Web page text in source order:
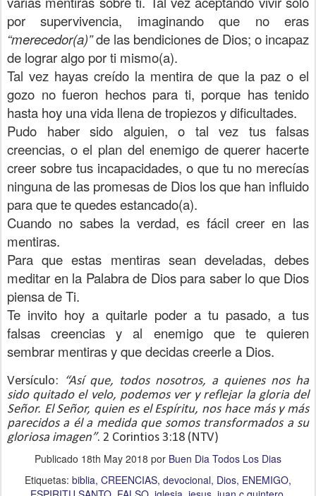
por supervivencia, imaginando que no eras
“merecedor(a)”de las bendiciones de Dios; o incapaz
de lograr algo por ti mismo(a).
Tal vez hayas creído la mentira de que la paz o el
gozo no fueron hechos para ti, porque has tenido
hasta hoy una vida llena de tropiezos y dificultades.
Pudo haber sido alguien, o tal vez tus falsas
creencias, o el plan del enemigo de querer hacerte
creer sobre tus incapacidades, o que tu no merecías
ninguna de las promesas de Dios los que han influido
para que te quedes estancado(a).
Cuando no sabes la verdad, es fácil creer en las
mentiras.
Para que estas mentiras sean develadas, debes
meditar en la Palabra de Dios para saber lo que Dios
piensa de Ti.
Te invito hoy a quitarle poder a tu pasado, a tus
falsas creencias y al enemigo que te quieren
sembrar mentiras y que decidas creerle a Dios.
Versículo:
“Así que, todos nosotros, a quienes nos ha
sido quitado el velo, podemos ver y reflejar la gloria del
Señor. El Señor, quien es el Espíritu, nos hace más y más
parecidos a él a medida que somos transformados a su
gloriosa imagen”. 2 Corintios 3:18 (NTV)
Publicado 18th May 2018 por Buen Dia Todos Los Dias
Etiquetas: biblia CREENCIAS devocional Dios ENEMIGO